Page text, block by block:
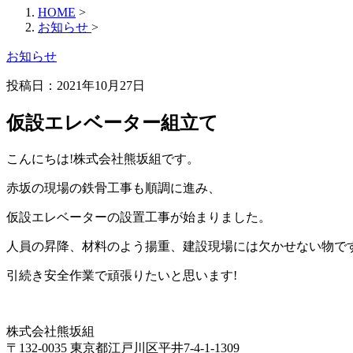
HOME >
お知らせ >
お知らせ
投稿日： 2021年10月27日
仮設エレベーター組立て
こんにちは!株式会社熊坂組です。
赤坂の現場の鉄骨工事も順調に進み、
仮設エレベーターの設置工事が始まりました。
人員の昇降、材料のよう揚重、建設現場には欠かせない物で
引続き安全作業で頑張りたいと思います!
株式会社熊坂組
〒132-0035 東京都江戸川区平井7-4-1-1309